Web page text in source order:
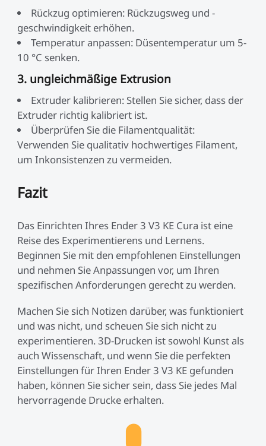
Rückzug optimieren: Rückzugsweg und -
geschwindigkeit erhöhen.
Temperatur anpassen: Düsentemperatur um 5-
10 °C senken.
3. ungleichmäßige Extrusion
Extruder kalibrieren: Stellen Sie sicher, dass der
Extruder richtig kalibriert ist.
Überprüfen Sie die Filamentqualität:
Verwenden Sie qualitativ hochwertiges Filament,
um Inkonsistenzen zu vermeiden.
Fazit
Das Einrichten Ihres Ender 3 V3 KE Cura ist eine
Reise des Experimentierens und Lernens.
Beginnen Sie mit den empfohlenen Einstellungen
und nehmen Sie Anpassungen vor, um Ihren
spezifischen Anforderungen gerecht zu werden.
Machen Sie sich Notizen darüber, was funktioniert
und was nicht, und scheuen Sie sich nicht zu
experimentieren. 3D-Drucken ist sowohl Kunst als
auch Wissenschaft, und wenn Sie die perfekten
Einstellungen für Ihren Ender 3 V3 KE gefunden
haben, können Sie sicher sein, dass Sie jedes Mal
hervorragende Drucke erhalten.